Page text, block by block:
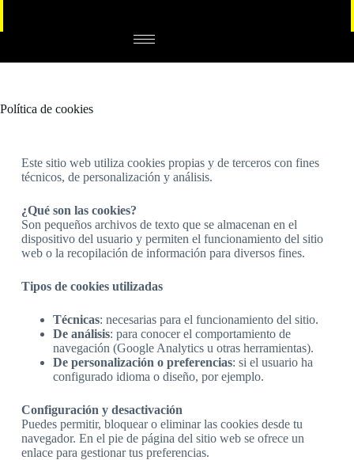
Política de cookies
Este sitio web utiliza cookies propias y de terceros con fines
técnicos, de personalización y análisis.
¿Qué son las cookies?
Son pequeños archivos de texto que se almacenan en el
dispositivo del usuario y permiten el funcionamiento del sitio
web o la recopilación de información para diversos fines.
Tipos de cookies utilizadas
Técnicas: necesarias para el funcionamiento del sitio.
De análisis: para conocer el comportamiento de
navegación (Google Analytics u otras herramientas).
De personalización o preferencias: si el usuario ha
configurado idioma o diseño, por ejemplo.
Configuración y desactivación
Puedes permitir, bloquear o eliminar las cookies desde tu
navegador. En el pie de página del sitio web se ofrece un
enlace para gestionar tus preferencias.